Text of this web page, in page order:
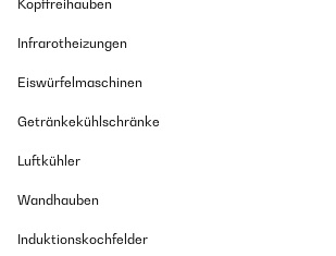
Kopffreihauben
Infrarotheizungen
Eiswürfelmaschinen
Getränkekühlschränke
Luftkühler
Wandhauben
Induktionskochfelder